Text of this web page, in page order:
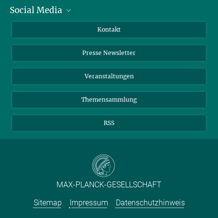
Zahlen und Fakten
Meldestelle Fehlverhalten
Bluesky
Social Media
YouTube
Kontakt
Presse Newsletter
Veranstaltungen
Themensammlung
RSS
MAX-PLANCK-GESELLSCHAFT
Sitemap
Impressum Datenschutzhinweis